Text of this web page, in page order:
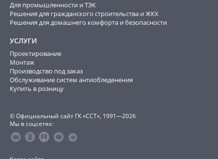
Для промышленности и ТЭК
Решения для гражданского строительства и ЖКХ
Решения для домашнего комфорта и безопасности
УСЛУГИ
Проектирование
Монтаж
Производство под заказ
Обслуживание систем антиобледенения
Купить в розницу
© Официальный сайт ГК «ССТ», 1991—2026
Мы в соцсетях: